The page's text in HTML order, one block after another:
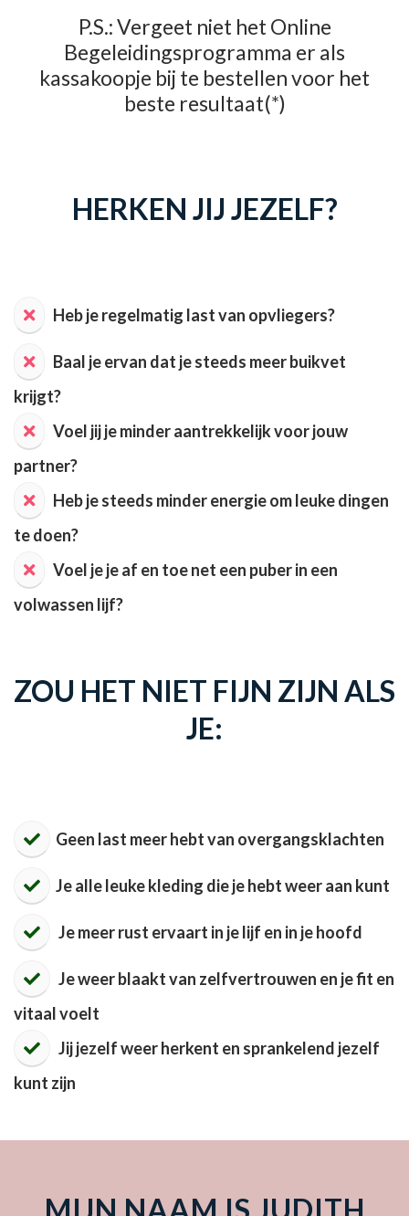
P.S.: Vergeet niet het Online
Begeleidingsprogramma er als
kassakoopje bij te bestellen voor het
beste resultaat(*)
HERKEN JIJ JEZELF?
Heb je regelmatig last van opvliegers?
Baal je ervan dat je steeds meer buikvet
krijgt?
Voel jij je minder aantrekkelijk voor jouw
partner?
Heb je steeds minder energie om leuke dingen
te doen?
Voel je je af en toe net een puber in een
volwassen lijf?
ZOU HET NIET FIJN ZIJN ALS
JE:
Geen last meer hebt van overgangsklachten
​Je alle leuke kleding die je hebt weer aan kunt
Je meer rust ervaart in je lijf en in je hoofd
Je weer blaakt van zelfvertrouwen en je fit en
vitaal voelt
Jij jezelf weer herkent en sprankelend jezelf
kunt zijn
MIJN NAAM IS JUDITH